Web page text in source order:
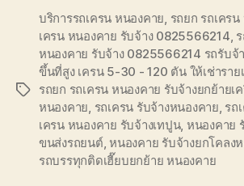
Tags
บริการรถเครน หนองคาย, รถยก รถเคร
เครน หนองคาย รับจ้าง 0825566214,
หนองคาย รับจ้าง 0825566214 รถรับจ้
ขึ้นที่สูง เครน 5-30 - 120 ตัน ให้เช่าราย
รถยก รถเครน หนองคาย รับจ้างยกย้ายเ
หนองคาย, รถเครน รับจ้างหนองคาย, รถ
เครน หนองคาย รับจ้างเทปูน, หนองคาย
ขนส่งรถยนต์,หนองคาย รับจ้างยกโคลง
รถบรรทุกติดเฮี๊ยบยกย้าย หนองคาย